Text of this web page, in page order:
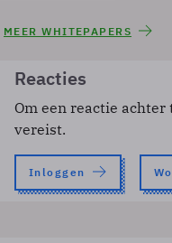
MEER WHITEPAPERS
Reacties
Om een reactie
vereist.
Inloggen